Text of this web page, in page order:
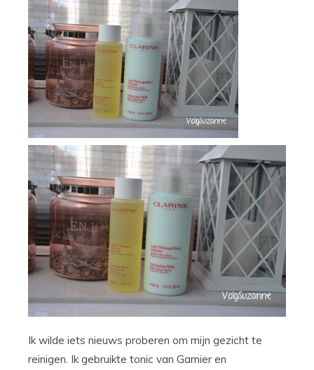
Ik wilde iets nieuws proberen om mijn gezicht te
reinigen. Ik gebruikte tonic van Garnier en